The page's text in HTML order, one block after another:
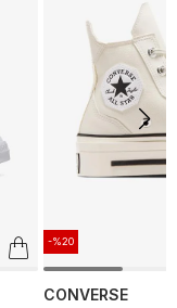
-%20
CONVERSE